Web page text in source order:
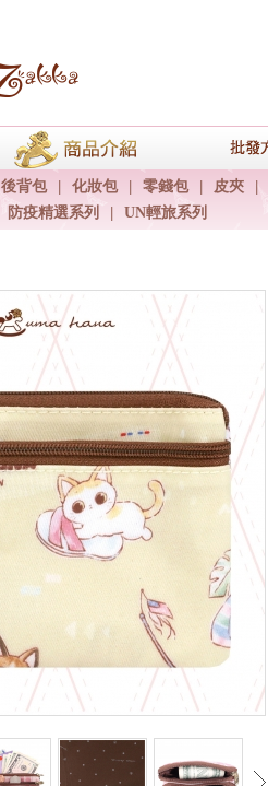
品牌故事
後背包 化妝包 零錢包 皮夾
防疫精選系列 UN輕旅系列